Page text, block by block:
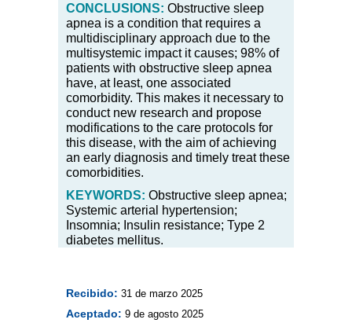
CONCLUSIONS: Obstructive sleep
apnea is a condition that requires a
multidisciplinary approach due to the
multisystemic impact it causes; 98% of
patients with obstructive sleep apnea
have, at least, one associated
comorbidity. This makes it necessary to
conduct new research and propose
modifications to the care protocols for
this disease, with the aim of achieving
an early diagnosis and timely treat these
comorbidities.
KEYWORDS: Obstructive sleep apnea;
Systemic arterial hypertension;
Insomnia; Insulin resistance; Type 2
diabetes mellitus.
Recibido: 31 de marzo 2025
Aceptado: 9 de agosto 2025